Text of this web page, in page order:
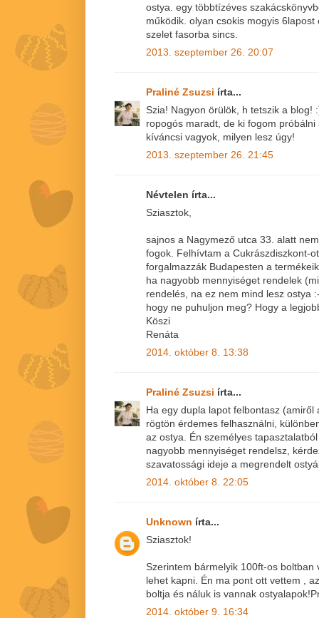
ostya. egy többtízéves
működik. olyan csokis mogyis
szelet fasorba sincs.
2013. szeptember 26. 20:07
Praliné Zsuzsi írta...
Szia! Nagyon örülök, h tetszik a blog!
ropogós maradt, de ki fogom
kíváncsi vagyok, milyen lesz úgy!
2013. szeptember 26. 21:45
Névtelen írta...
Sziasztok,
sajnos a Nagymező utca 33. alatt
fogok. Felhívtam a Cukrászdiszkont-
forgalmazzák Budapesten a
ha nagyobb mennyiséget rendelek
rendelés, na ez nem mind lesz ostya
hogy ne puhuljon meg? Hogy a
Köszi
Renáta
2014. október 8. 13:38
Praliné Zsuzsi írta...
Ha egy dupla lapot felbontasz
rögtön érdemes felhasználni,
az ostya. Én személyes
nagyobb mennyiséget rendelsz,
szavatossági ideje a megrendelt
2014. október 8. 22:05
Unknown írta...
Sziasztok!
Szerintem bármelyik 100ft-os
lehet kapni. Én ma pont ott vettem ,
boltja és náluk is vannak
2014. október 9. 16:34